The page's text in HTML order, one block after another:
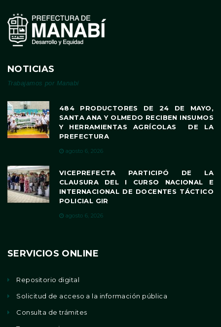
NOTICIAS
Trabajamos por Manabí
484 PRODUCTORES DE 24 DE MAYO,
SANTA ANA Y OLMEDO RECIBEN INSUMOS
Y HERRAMIENTAS AGRÍCOLAS DE LA
PREFECTURA
agosto 6, 2026
VICEPREFECTA PARTICIPÓ DE LA
CLAUSURA DEL I CURSO NACIONAL E
INTERNACIONAL DE DOCENTES TÁCTICO
POLICIAL GIR
agosto 6, 2026
SERVICIOS ONLINE
Repositorio digital
Solicitud de acceso a la información pública
Consulta de trámites